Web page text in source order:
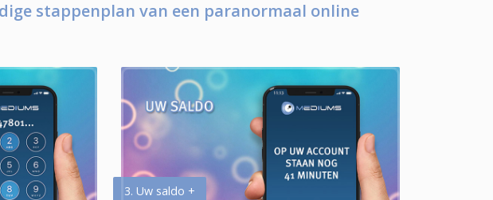
stappenplan van een paranormaal online
3. Uw saldo +